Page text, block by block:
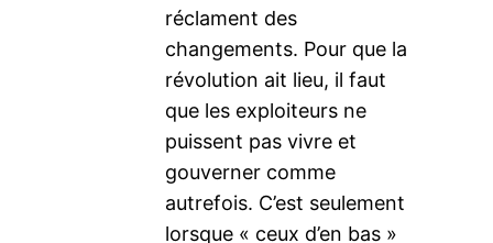
réclament des
changements. Pour que la
révolution ait lieu, il faut
que les exploiteurs ne
puissent pas vivre et
gouverner comme
autrefois. C’est seulement
lorsque « ceux d’en bas »